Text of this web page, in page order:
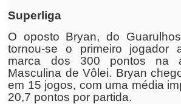
Superliga
O oposto Bryan, do
tornou-se o primeiro jogador
marca dos 300 pontos na
Masculina de Vôlei. Bryan
em 15 jogos, com uma média
20,7 pontos por partida.